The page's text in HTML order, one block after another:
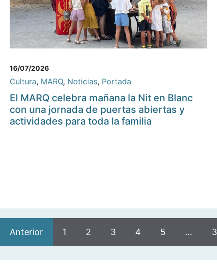
16/07/2026
Cultura, MARQ, Noticias, Portada
El MARQ celebra mañana la Nit en Blanc
con una jornada de puertas abiertas y
actividades para toda la familia
Anterior 1 2 3 4 5 …